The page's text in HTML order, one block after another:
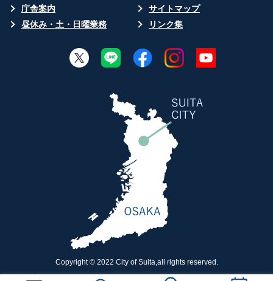
庁舎案内
サイトマップ
昼休み・土・日曜業務
リンク集
Copyright © 2022 City of Suita,all rights reserved.